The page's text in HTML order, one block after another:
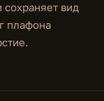
сохраняет вид
плафона